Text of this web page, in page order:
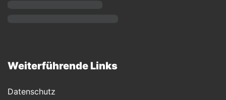
Weiterführende Links
Datenschutz